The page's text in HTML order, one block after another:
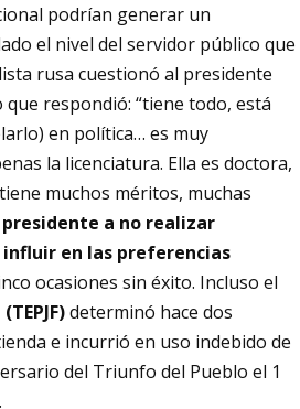
podrían generar un
el nivel del servidor público que
rusa cuestionó al presidente
respondió: “tiene todo, está
en política… es muy
la licenciatura. Ella es doctora,
muchos méritos, muchas
a no realizar
en las preferencias
ocasiones sin éxito. Incluso el
determinó hace dos
e incurrió en uso indebido de
del Triunfo del Pueblo el 1